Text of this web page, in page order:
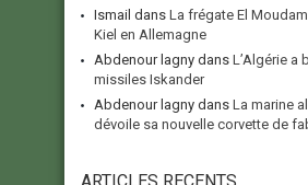
Ismail dans La frégate El
Kiel en Allemagne
Abdenour lagny dans L’Algérie a
missiles Iskander
Abdenour lagny dans La marine
dévoile sa nouvelle corvette de